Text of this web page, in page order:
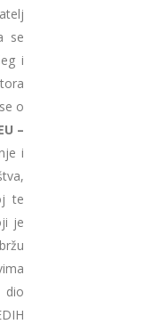
se
i
o
–
i
te
je
dio